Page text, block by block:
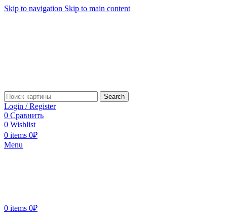
Skip to navigation Skip to main content
Search
Login / Register
0 Сравнить
0 Wishlist
0 items 0₽
Menu
0 items 0₽